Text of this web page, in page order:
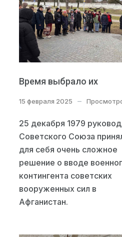
Время выбрало их
15 февраля 2025
25 декабря 1979
Советского Союза
для себя очень сложное
решение о вводе
контингента советских
вооруженных сил в
Афганистан.